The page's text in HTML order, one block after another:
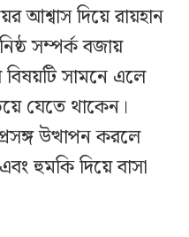
আশ্বাস দিয়ে রায়হান
সম্পর্ক বজায়
বিষয়টি সামনে এলে
যেতে থাকেন।
উত্থাপন করলে
হুমকি দিয়ে বাসা